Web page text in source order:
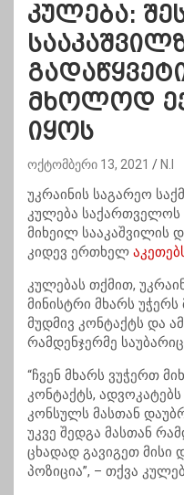
კულება:
მხოლოდ
იყოს
ოქტომბერი 13, 2021 N.I
უკრაინის საგარეო
კულება საქართველოს
მიხეილ სააკაშვილის
კიდევ ერთხელ
კულებას თქმით,
მინისტრი მხარს
მუდმივ კონტაქტს და
რამდენჯერმე
“ჩვენ მხარს ვუჭერთ
კონტაქტს,
კონსულს მასთან
უკვე შედგა მასთან
ცხადად გავიგეთ მისი
პოზიცია”, – თქვა